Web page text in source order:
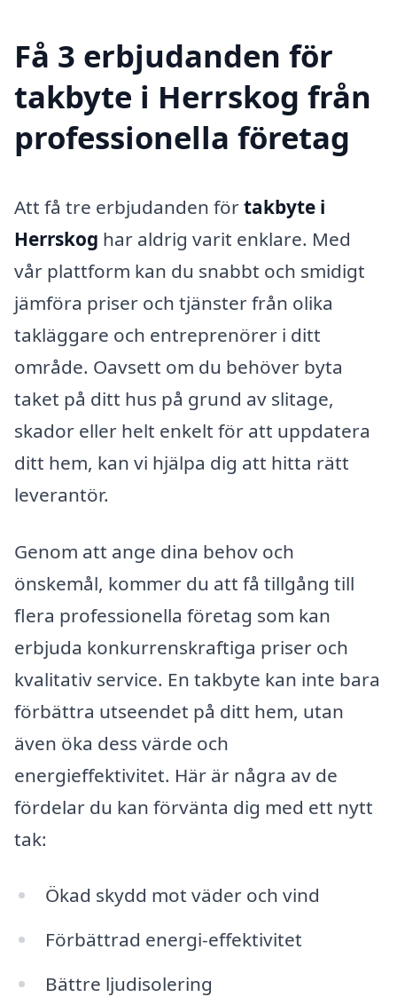
Få 3 erbjudanden för
takbyte i Herrskog från
professionella företag
Att få tre erbjudanden förtakbyte i
Herrskog har aldrig varit enklare. Med
vår plattform kan du snabbt och smidigt
jämföra priser och tjänster från olika
takläggare och entreprenörer i ditt
område. Oavsett om du behöver byta
taket på ditt hus på grund av slitage,
skador eller helt enkelt för att uppdatera
ditt hem, kan vi hjälpa dig att hitta rätt
leverantör.
Genom att ange dina behov och
önskemål, kommer du att få tillgång till
flera professionella företag som kan
erbjuda konkurrenskraftiga priser och
kvalitativ service. En takbyte kan inte bara
förbättra utseendet på ditt hem, utan
även öka dess värde och
energieffektivitet. Här är några av de
fördelar du kan förvänta dig med ett nytt
tak:
Ökad skydd mot väder och vind
Förbättrad energi-effektivitet
Bättre ljudisolering